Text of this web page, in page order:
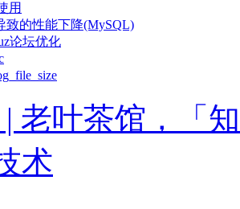
用
致的性能下降(MySQL)
论坛优化
老叶茶馆，「
术